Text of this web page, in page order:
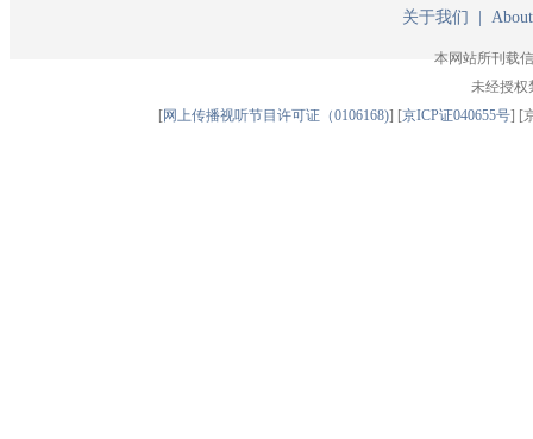
关于我们
本网站所刊载
未经授权
[网上传播视听节目许可证（0106168)] [京ICP证040655号] [